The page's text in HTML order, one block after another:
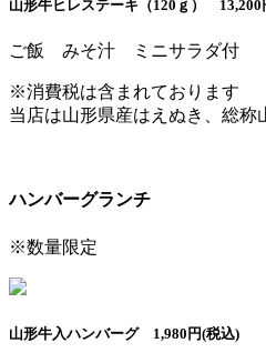
山形牛ヒレステーキ（120ｇ） 13,200
ご飯 みそ汁 ミニサラダ付
※消費税は含まれております
当店は山形県産はえぬき、総称
ハンバーグランチ
※数量限定
山形牛入ハンバーグ 1,980円(税込)